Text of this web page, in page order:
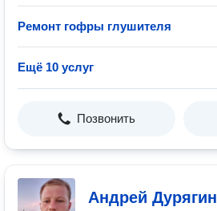
Ремонт гофры глушителя
Ещё 10 услуг
Позвонить
Андрей Дурягин